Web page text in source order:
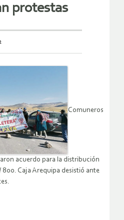
protestas
Comuneros
acuerdo para la distribución
800. Caja Arequipa desistió ante